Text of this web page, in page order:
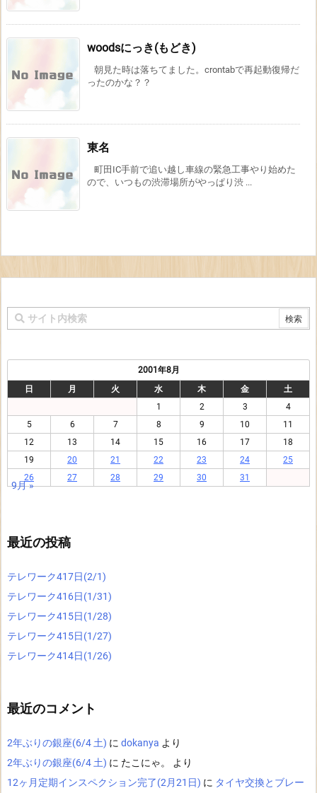
woodsにっき(もどき)
朝見た時は落ちてました。crontabで再起動復帰だ
ったのかな？？
東名
町田IC手前で追い越し車線の緊急工事やり始めた
ので、いつもの渋滞場所がやっぱり渋 ...
2001年8月
日
月 火 水 木 金
土
1
2 3
4
5
6 7 8 9 10
11
12
13 14 15 16 17
18
19
20 21 22 23 24
25
26
27 28 29 30 31
9月 »
最近の投稿
テレワーク417日(2/1)
テレワーク416日(1/31)
テレワーク415日(1/28)
テレワーク415日(1/27)
テレワーク414日(1/26)
最近のコメント
2年ぶりの銀座(6/4 土) に dokanya より
2年ぶりの銀座(6/4 土) に たこにゃ。
より
12ヶ月定期インスペクション完了(2月21日) に タイヤ交換とブレー